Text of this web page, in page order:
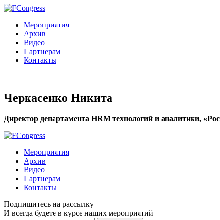
Мероприятия
Архив
Видео
Партнерам
Контакты
Черкасенко Никита
Директор департамента HRM технологий и аналитики,
Мероприятия
Архив
Видео
Партнерам
Контакты
Подпишитесь на рассылку
И всегда будете в курсе наших мероприятий